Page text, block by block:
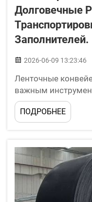
Долговечные
Заполнителей.
2026-06-09 13:23:46
Ленточные
важным
твёрдой породы и
используются в
материала из
самом деле эти
особенно
ПОДРОБНЕЕ